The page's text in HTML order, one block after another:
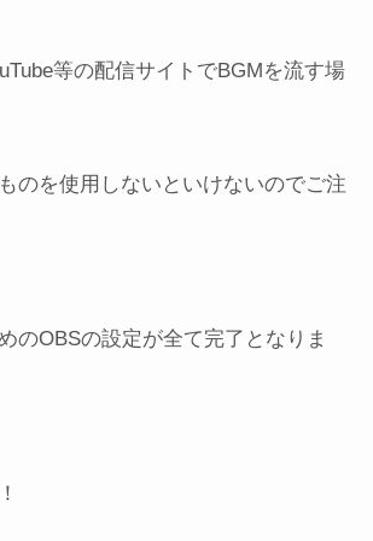
等の配信サイトでBGMを流す場
のを使用しないといけないのでご注
のOBSの設定が全て完了となりま